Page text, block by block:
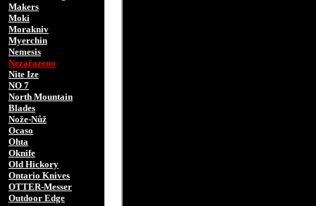
Makers
Moki
Morakniv
Myerchin
Nemesis
Nezařazeno
Nite Ize
NO 7
North Mountain
Blades
Nože-Nůž
Ocaso
Ohta
Oknife
Old Hickory
Ontario Knives
OTTER-Messer
Outdoor Edge